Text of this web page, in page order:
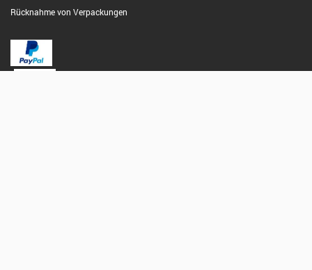
Rücknahme von Verpackungen